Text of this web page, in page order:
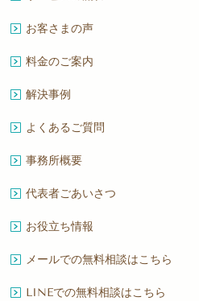
お客さまの声
料金のご案内
解決事例
よくあるご質問
事務所概要
代表者ごあいさつ
お役立ち情報
メールでの無料相談はこちら
LINEでの無料相談はこちら